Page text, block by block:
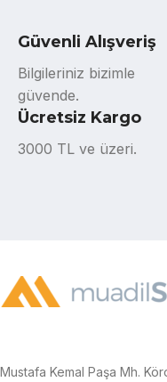
Güvenli Alışveriş
Bilgileriniz bizimle
güvende.
Ücretsiz Kargo
3000 TL ve üzeri.
Mustafa Kemal Paşa Mh.